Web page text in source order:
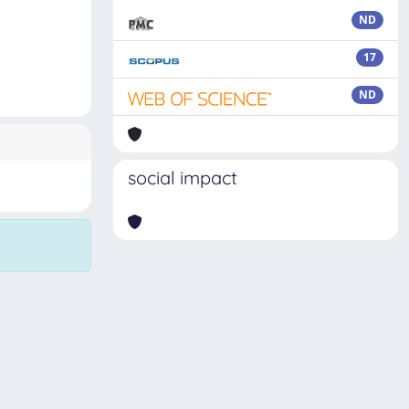
ND
17
ND
social impact